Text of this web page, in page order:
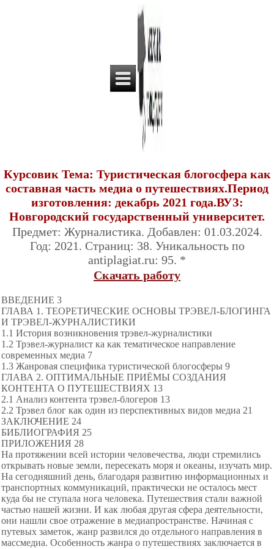
Курсовик Тема: Туристическая блогосфера как
составная часть медиа о путешествиях.Период
изготовления: декабрь 2021 года.ВУЗ:
Новгородский государственный университет.
Предмет: Журналистика. Добавлен: 01.03.2024.
Год: 2021. Страниц: 38. Уникальность по
antiplagiat.ru: 95. *
Скачать работу
ВВЕДЕНИЕ 3
ГЛАВА 1. ТЕОРЕТИЧЕСКИЕ ОСНОВЫ ТРЭВЕЛ-БЛОГИНГА
И ТРЭВЕЛ-ЖУРНАЛИСТИКИ
1.1 История возникновения трэвел-журналистики
1.2 Трэвел-журналист ка как тематическое направление
современных медиа 7
1.3 Жанровая специфика туристической блогосферы 9
ГЛАВА 2. ОПТИМАЛЬНЫЕ ПРИЁМЫ СОЗДАНИЯ
КОНТЕНТА О ПУТЕШЕСТВИЯХ 13
2.1 Анализ контента трэвел-блогеров 13
2.2 Трэвел блог как один из перспективных видов медиа 21
ЗАКЛЮЧЕНИЕ 24
БИБЛИОГРАФИЯ 25
ПРИЛОЖЕНИЯ 28
На протяжении всей истории человечества, люди стремились
открывать новые земли, пересекать моря и океаны, изучать мир.
На сегодняшний день, благодаря развитию информационных и
транспортных коммуникаций, практически не осталось мест
куда бы не ступала нога человека. Путешествия стали важной
частью нашей жизни. И как любая другая сфера деятельности,
они нашли свое отражение в медиапространстве. Начиная с
путевых заметок, жанр развился до отдельного направления в
массмедиа. Особенность жанра о путешествиях заключается в